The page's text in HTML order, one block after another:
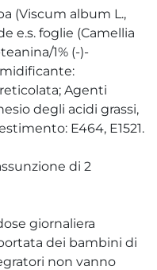
(Viscum album L.,
e.s. foglie (Camellia
1% (-)-
Agenti
degli acidi grassi,
E464, E1521.
di 2
giornaliera
dei bambini di
non vanno